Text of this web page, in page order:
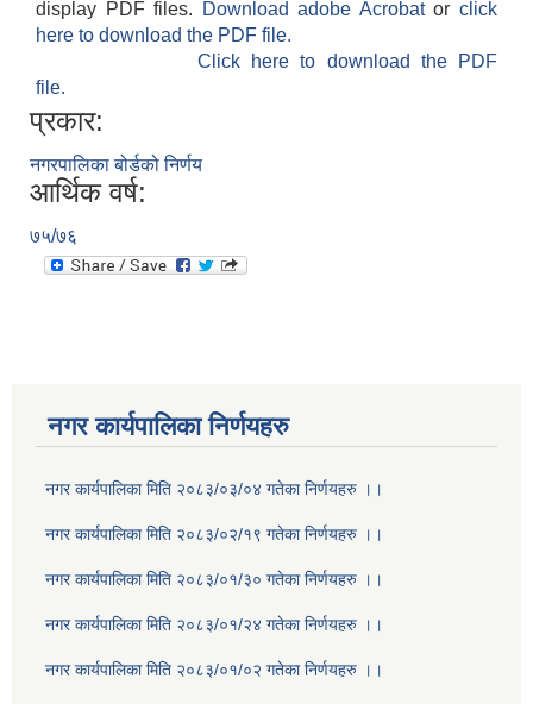
display PDF files.
Download adobe Acrobatorclick
here to download the PDF file.
Click here to download the PDF
file.
प्रकार:
नगरपालिका बोर्डको निर्णय
आर्थिक वर्ष:
७५/७६
नगर कार्यपालिका निर्णयहरु
नगर कार्यपालिका मिति २०८३/०३/०४ गतेका निर्णयहरु ।।
नगर कार्यपालिका मिति २०८३/०२/१९ गतेका निर्णयहरु ।।
नगर कार्यपालिका मिति २०८३/०१/३० गतेका निर्णयहरु ।।
नगर कार्यपालिका मिति २०८३/०१/२४ गतेका निर्णयहरु ।।
नगर कार्यपालिका मिति २०८३/०१/०२ गतेका निर्णयहरु ।।